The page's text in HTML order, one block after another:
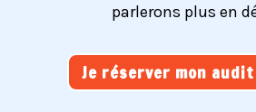
parlerons plus en
Je réserver mon